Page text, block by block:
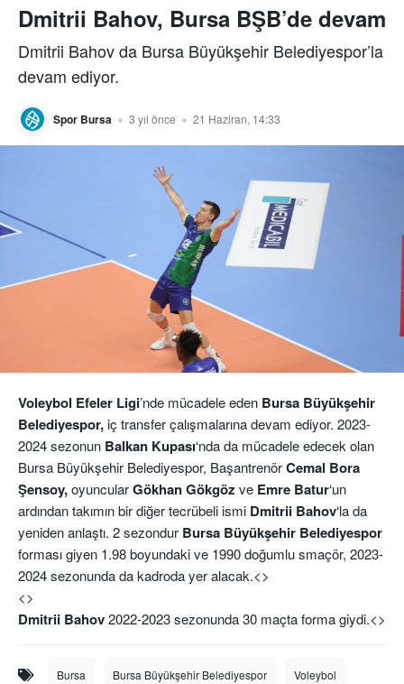
Dmitrii Bahov, Bursa BŞB’de devam
Dmitrii Bahov da Bursa Büyükşehir Belediyespor’la
devam ediyor.
Spor Bursa 3 yıl önce 21 Haziran, 14:33
Voleybol Efeler Ligi’nde mücadele eden Bursa Büyükşehir
Belediyespor,iç transfer çalışmalarına devam ediyor. 2023-
2024 sezonun Balkan Kupası‘nda da mücadele edecek olan
Bursa Büyükşehir Belediyespor, BaşantrenörCemal Bora
Şensoy,oyuncularGökhan Gökgöz ve Emre Batur‘un
ardından takımın bir diğer tecrübeli ismi Dmitrii Bahov‘la da
yeniden anlaştı. 2 sezondur Bursa Büyükşehir Belediyespor
forması giyen 1.98 boyundaki ve 1990 doğumlu smaçör, 2023-
2024 sezonunda da kadroda yer alacak.<>
<>
Dmitrii Bahov2022-2023 sezonunda 30 maçta forma giydi.<>
Bursa Bursa Büyükşehir Belediyespor Voleybol